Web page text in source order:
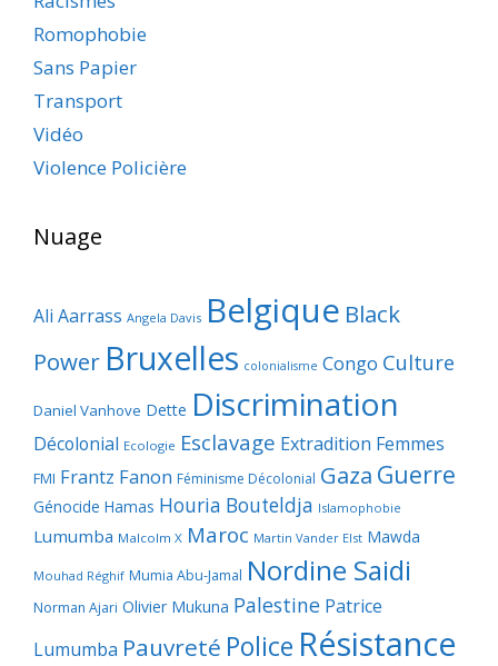
Romophobie
Sans Papier
Transport
Vidéo
Violence Policière
Nuage
Ali Aarrass Angela Davis Belgique Black
Power Bruxelles colonialisme Congo Culture
Daniel Vanhove Dette Discrimination
Décolonial Ecologie Esclavage Extradition Femmes
FMI Frantz Fanon Féminisme Décolonial Gaza Guerre
Génocide Hamas Houria Bouteldja Islamophobie
Lumumba Malcolm X Maroc Martin Vander Elst Mawda
Mouhad Réghif Mumia Abu-Jamal Nordine Saidi
Norman Ajari Olivier Mukuna Palestine Patrice
Lumumba Pauvreté Police Résistance